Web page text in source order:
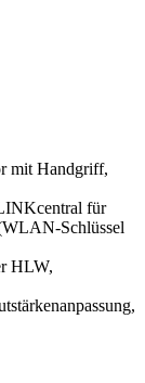
mit Handgriff,
für
Schlüssel
HLW,